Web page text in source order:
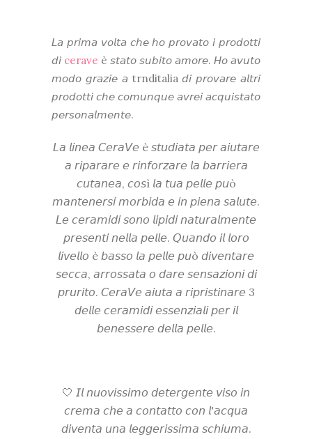
𝘓𝘢 𝘱𝘳𝘪𝘮𝘢 𝘷𝘰𝘭𝘵𝘢 𝘤𝘩𝘦 𝘩𝘰 𝘱𝘳𝘰𝘷𝘢𝘵𝘰 𝘪 𝘱𝘳𝘰𝘥𝘰𝘵𝘵𝘪
𝘥𝘪 cerave è 𝘴𝘵𝘢𝘵𝘰 𝘴𝘶𝘣𝘪𝘵𝘰 𝘢𝘮𝘰𝘳𝘦. 𝘏𝘰 𝘢𝘷𝘶𝘵𝘰
𝘮𝘰𝘥𝘰 𝘨𝘳𝘢𝘻𝘪𝘦 𝘢 trnditalia 𝘥𝘪 𝘱𝘳𝘰𝘷𝘢𝘳𝘦 𝘢𝘭𝘵𝘳𝘪
𝘱𝘳𝘰𝘥𝘰𝘵𝘵𝘪 𝘤𝘩𝘦 𝘤𝘰𝘮𝘶𝘯𝘲𝘶𝘦 𝘢𝘷𝘳𝘦𝘪 𝘢𝘤𝘲𝘶𝘪𝘴𝘵𝘢𝘵𝘰
𝘱𝘦𝘳𝘴𝘰𝘯𝘢𝘭𝘮𝘦𝘯𝘵𝘦.
𝘓𝘢 𝘭𝘪𝘯𝘦𝘢 𝘊𝘦𝘳𝘢𝘝𝘦 è 𝘴𝘵𝘶𝘥𝘪𝘢𝘵𝘢 𝘱𝘦𝘳 𝘢𝘪𝘶𝘵𝘢𝘳𝘦
𝘢 𝘳𝘪𝘱𝘢𝘳𝘢𝘳𝘦 𝘦 𝘳𝘪𝘯𝘧𝘰𝘳𝘻𝘢𝘳𝘦 𝘭𝘢 𝘣𝘢𝘳𝘳𝘪𝘦𝘳𝘢
𝘤𝘶𝘵𝘢𝘯𝘦𝘢, 𝘤𝘰𝘴ì 𝘭𝘢 𝘵𝘶𝘢 𝘱𝘦𝘭𝘭𝘦 𝘱𝘶ò
𝘮𝘢𝘯𝘵𝘦𝘯𝘦𝘳𝘴𝘪 𝘮𝘰𝘳𝘣𝘪𝘥𝘢 𝘦 𝘪𝘯 𝘱𝘪𝘦𝘯𝘢 𝘴𝘢𝘭𝘶𝘵𝘦.
𝘓𝘦 𝘤𝘦𝘳𝘢𝘮𝘪𝘥𝘪 𝘴𝘰𝘯𝘰 𝘭𝘪𝘱𝘪𝘥𝘪 𝘯𝘢𝘵𝘶𝘳𝘢𝘭𝘮𝘦𝘯𝘵𝘦
𝘱𝘳𝘦𝘴𝘦𝘯𝘵𝘪 𝘯𝘦𝘭𝘭𝘢 𝘱𝘦𝘭𝘭𝘦. 𝘘𝘶𝘢𝘯𝘥𝘰 𝘪𝘭 𝘭𝘰𝘳𝘰
𝘭𝘪𝘷𝘦𝘭𝘭𝘰 è 𝘣𝘢𝘴𝘴𝘰 𝘭𝘢 𝘱𝘦𝘭𝘭𝘦 𝘱𝘶ò 𝘥𝘪𝘷𝘦𝘯𝘵𝘢𝘳𝘦
𝘴𝘦𝘤𝘤𝘢, 𝘢𝘳𝘳𝘰𝘴𝘴𝘢𝘵𝘢 𝘰 𝘥𝘢𝘳𝘦 𝘴𝘦𝘯𝘴𝘢𝘻𝘪𝘰𝘯𝘪 𝘥𝘪
𝘱𝘳𝘶𝘳𝘪𝘵𝘰. 𝘊𝘦𝘳𝘢𝘝𝘦 𝘢𝘪𝘶𝘵𝘢 𝘢 𝘳𝘪𝘱𝘳𝘪𝘴𝘵𝘪𝘯𝘢𝘳𝘦 3
𝘥𝘦𝘭𝘭𝘦 𝘤𝘦𝘳𝘢𝘮𝘪𝘥𝘪 𝘦𝘴𝘴𝘦𝘯𝘻𝘪𝘢𝘭𝘪 𝘱𝘦𝘳 𝘪𝘭
𝘣𝘦𝘯𝘦𝘴𝘴𝘦𝘳𝘦 𝘥𝘦𝘭𝘭𝘢 𝘱𝘦𝘭𝘭𝘦.
🤍 𝘐𝘭 𝘯𝘶𝘰𝘷𝘪𝘴𝘴𝘪𝘮𝘰 𝘥𝘦𝘵𝘦𝘳𝘨𝘦𝘯𝘵𝘦 𝘷𝘪𝘴𝘰 𝘪𝘯
𝘤𝘳𝘦𝘮𝘢 𝘤𝘩𝘦 𝘢 𝘤𝘰𝘯𝘵𝘢𝘵𝘵𝘰 𝘤𝘰𝘯 𝘭'𝘢𝘤𝘲𝘶𝘢
𝘥𝘪𝘷𝘦𝘯𝘵𝘢 𝘶𝘯𝘢 𝘭𝘦𝘨𝘨𝘦𝘳𝘪𝘴𝘴𝘪𝘮𝘢 𝘴𝘤𝘩𝘪𝘶𝘮𝘢.